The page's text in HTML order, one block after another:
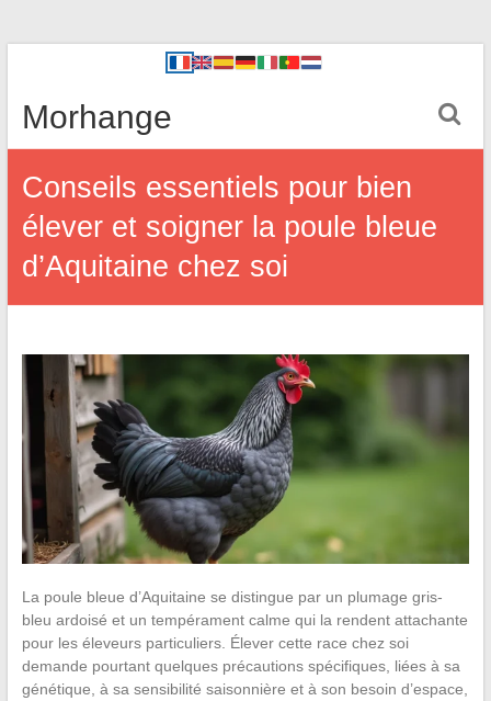
Morhange
Conseils essentiels pour bien
élever et soigner la poule bleue
d’Aquitaine chez soi
La poule bleue d’Aquitaine se distingue par un plumage gris-
bleu ardoisé et un tempérament calme qui la rendent attachante
pour les éleveurs particuliers. Élever cette race chez soi
demande pourtant quelques précautions spécifiques, liées à sa
génétique, à sa sensibilité saisonnière et à son besoin d’espace,